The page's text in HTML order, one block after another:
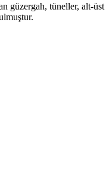
tüneller, alt-